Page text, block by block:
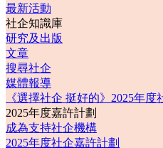
最新活動
社企知識庫
研究及出版
文章
搜尋社企
媒體報導
《選擇社企 挺好的》2025年度
2025年度嘉許計劃
成為支持社企機構
2025年度社企嘉許計劃